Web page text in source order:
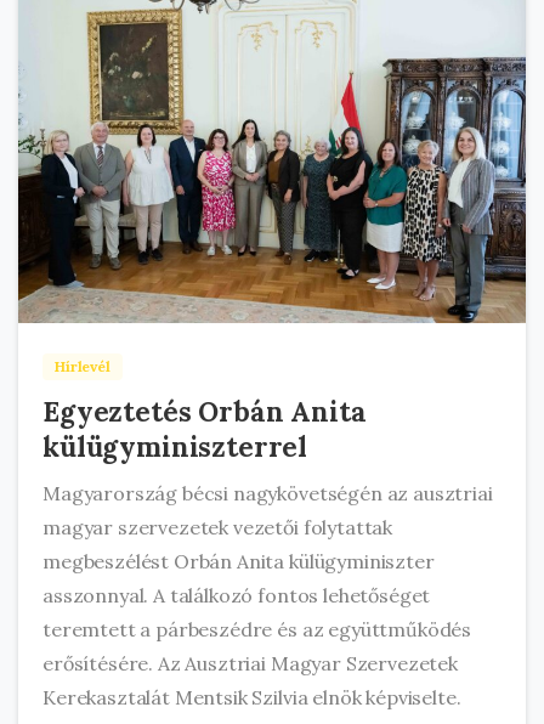
Hírlevél
Egyeztetés Orbán Anita
külügyminiszterrel
Magyarország bécsi nagykövetségén az ausztriai
magyar szervezetek vezetői folytattak
megbeszélést Orbán Anita külügyminiszter
asszonnyal. A találkozó fontos lehetőséget
teremtett a párbeszédre és az együttműködés
erősítésére. Az Ausztriai Magyar Szervezetek
Kerekasztalát Mentsik Szilvia elnök képviselte.